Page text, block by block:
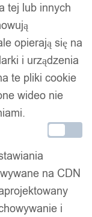
wysyłamy tego
tej lub innych
opierają się na
i urządzenia
te pliki cookie
wideo nie
na CDN
i